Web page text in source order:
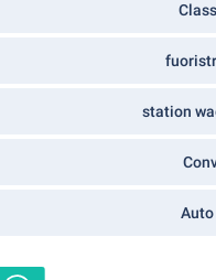
station